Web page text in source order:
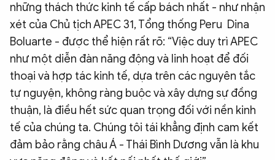
những thách thức kinh tế cấp bách nhất - như nhận
xét của Chủ tịch APEC 31, Tổng thống Peru Dina
Boluarte - được thể hiện rất rõ: “Việc duy trì APEC
như một diễn đàn năng động và linh hoạt để đối
thoại và hợp tác kinh tế, dựa trên các nguyên tắc
tự nguyện, không ràng buộc và xây dựng sự đồng
thuận, là điều hết sức quan trọng đối với nền kinh
tế của chúng ta. Chúng tôi tái khẳng định cam kết
đảm bảo rằng châu Á - Thái Bình Dương vẫn là khu